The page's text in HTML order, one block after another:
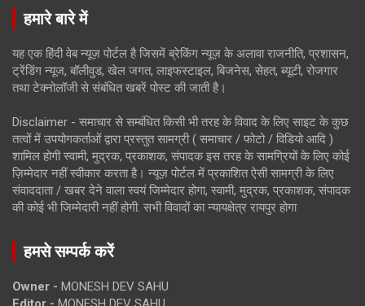
हमारे बारे में
यह एक हिंदी वेब न्यूज़ पोर्टल है जिसमें ब्रेकिंग न्यूज़ के अलावा राजनीति, प्रशासन,
ट्रेंडिंग न्यूज, बॉलीवुड, खेल जगत, लाइफस्टाइल, बिजनेस, सेहत, ब्यूटी, रोजगार
तथा टेक्नोलॉजी से संबंधित खबरें पोस्ट की जाती है।
Disclaimer - समाचार से सम्बंधित किसी भी तरह के विवाद के लिए साइट के कुछ
तत्वों में उपयोगकर्ताओं द्वारा प्रस्तुत सामग्री ( समाचार / फोटो / विडियो आदि )
शामिल होगी स्वामी, मुद्रक, प्रकाशक, संपादक इस तरह के सामग्रियों के लिए कोई
ज़िम्मेदार नहीं स्वीकार करता है। न्यूज़ पोर्टल में प्रकाशित ऐसी सामग्री के लिए
संवाददाता / खबर देने वाला स्वयं जिम्मेदार होगा, स्वामी, मुद्रक, प्रकाशक, संपादक
की कोई भी जिम्मेदारी नहीं होगी. सभी विवादों का न्यायक्षेत्र रायपुर होगा
हमसे सम्पर्क करें
Owner - MONESH DEV SAHU